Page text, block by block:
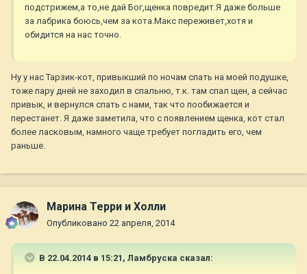
подстрижем,а то,не дай Бог,щенка повредит.Я даже больше
за лабрика боюсь,чем за кота.Макс переживет,хотя и
обидится на нас точно.
Ну у нас Тарзик-кот, привыкший по ночам спать на моей подушке,
тоже пару дней не заходил в спальню, т.к. там спал щен, а сейчас
привык, и вернулся спать с нами, так что пообижается и
перестанет. Я даже заметила, что с появлением щенка, кот стал
более ласковым, намного чаще требует погладить его, чем
раньше.
Марина Терри и Холли
Опубликовано 22 апреля, 2014
В 22.04.2014 в 15:21, Ламбруска сказал: